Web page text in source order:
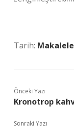
Tarih:
Önceki Yazı
Kronotrop
Sonraki Yazı